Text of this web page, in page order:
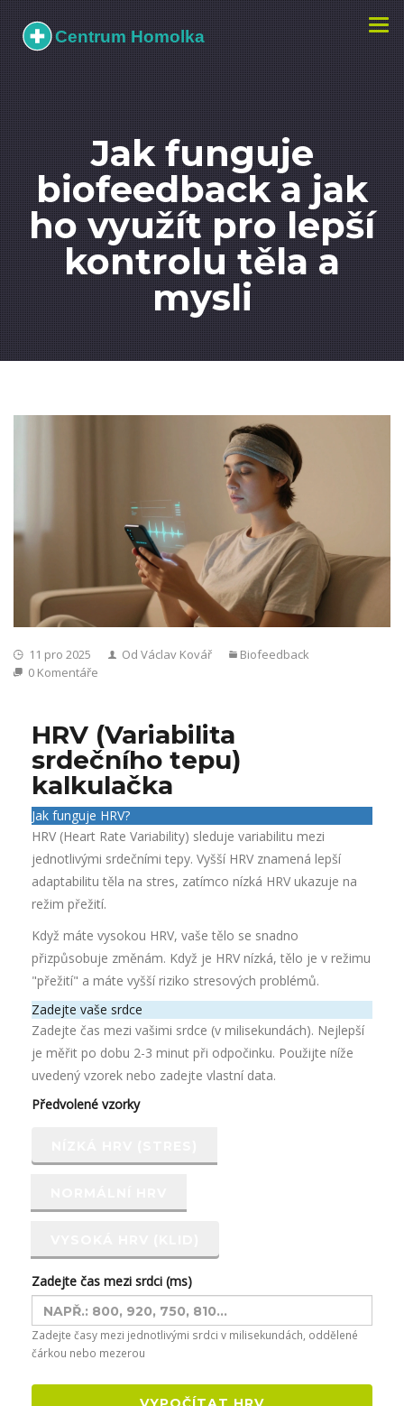
Jak funguje
biofeedback a jak
ho využít pro lepší
kontrolu těla a
mysli
11 pro 2025 Od Václav Kovář
Biofeedback
0 Komentáře
HRV (Variabilita
srdečního tepu)
kalkulačka
Jak funguje HRV?
HRV (Heart Rate Variability) sleduje variabilitu mezi
jednotlivými srdečními tepy. Vyšší HRV znamená lepší
adaptabilitu těla na stres, zatímco nízká HRV ukazuje na
režim přežití.
Když máte vysokou HRV, vaše tělo se snadno
přizpůsobuje změnám. Když je HRV nízká, tělo je v režimu
"přežití" a máte vyšší riziko stresových problémů.
Zadejte vaše srdce
Zadejte čas mezi vašimi srdce (v milisekundách). Nejlepší
je měřit po dobu 2-3 minut při odpočinku. Použijte níže
uvedený vzorek nebo zadejte vlastní data.
Předvolené vzorky
Zadejte čas mezi srdci (ms)
Zadejte časy mezi jednotlivými srdci v milisekundách, oddělené
čárkou nebo mezerou